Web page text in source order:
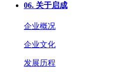
06. 关于启成
企业概况
企业文化
发展历程